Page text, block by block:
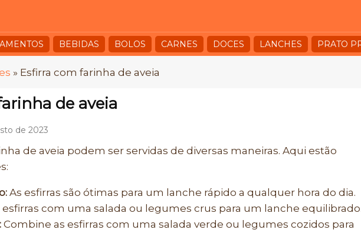
BEBIDAS BOLOS CARNES DOCES LANCHES PRATO
» Esfirra com farinha de aveia
de aveia
de 2023
de aveia podem ser servidas de diversas maneiras. Aqui estão
As esfirras são ótimas para um lanche rápido a qualquer hora do dia.
esfirras com uma salada ou legumes crus para um lanche
Combine as esfirras com uma salada verde ou legumes cozidos para